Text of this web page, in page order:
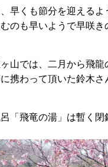
早くも節分を迎える
のも早いようで早咲き
山では、二月から飛
携わって頂いた鈴木
「飛竜の湯」は暫く